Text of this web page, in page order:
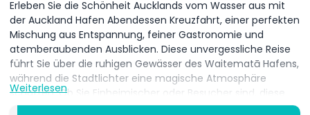
Erleben Sie die Schönheit Aucklands vom Wasser aus mit
der Auckland Hafen Abendessen Kreuzfahrt, einer perfekten
Mischung aus Entspannung, feiner Gastronomie und
atemberaubenden Ausblicken. Diese unvergessliche Reise
führt Sie über die ruhigen Gewässer des Waitematā Hafens,
während die Stadtlichter eine magische Atmosphäre
schaffen. Ob Sie Einheimischer oder Besucher sind, diese
Kreuzfahrt ist die perfekte Art, Aucklands Skyline aus einer
Weiterlesen